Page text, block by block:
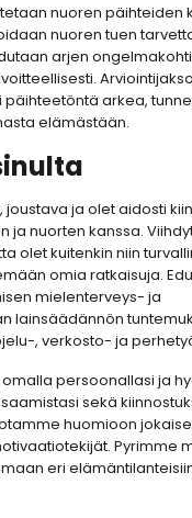
nuoren päihteiden
nuoren tuen
arjen
arkea,
elämästään.
ja olet aidosti
ja nuorten kanssa.
olet kuitenkin niin
omia ratkaisuja.
mielenterveys- ja
lainsäädännön
, verkosto- ja
persoonallasi ja
sekä
huomioon
Pyrimme
eri